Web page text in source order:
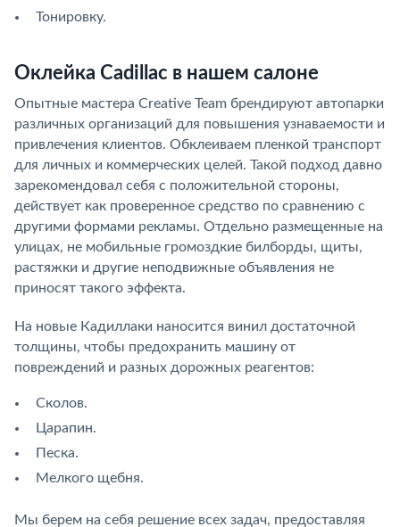
Тонировку.
Оклейка Cadillac в нашем салоне
Опытные мастера Creative Team брендируют автопарки
различных организаций для повышения узнаваемости и
привлечения клиентов. Обклеиваем пленкой транспорт
для личных и коммерческих целей. Такой подход давно
зарекомендовал себя с положительной стороны,
действует как проверенное средство по сравнению с
другими формами рекламы. Отдельно размещенные на
улицах, не мобильные громоздкие билборды, щиты,
растяжки и другие неподвижные объявления не
приносят такого эффекта.
На новые Кадиллаки наносится винил достаточной
толщины, чтобы предохранить машину от
повреждений и разных дорожных реагентов:
Сколов.
Царапин.
Песка.
Мелкого щебня.
Мы берем на себя решение всех задач, предоставляя